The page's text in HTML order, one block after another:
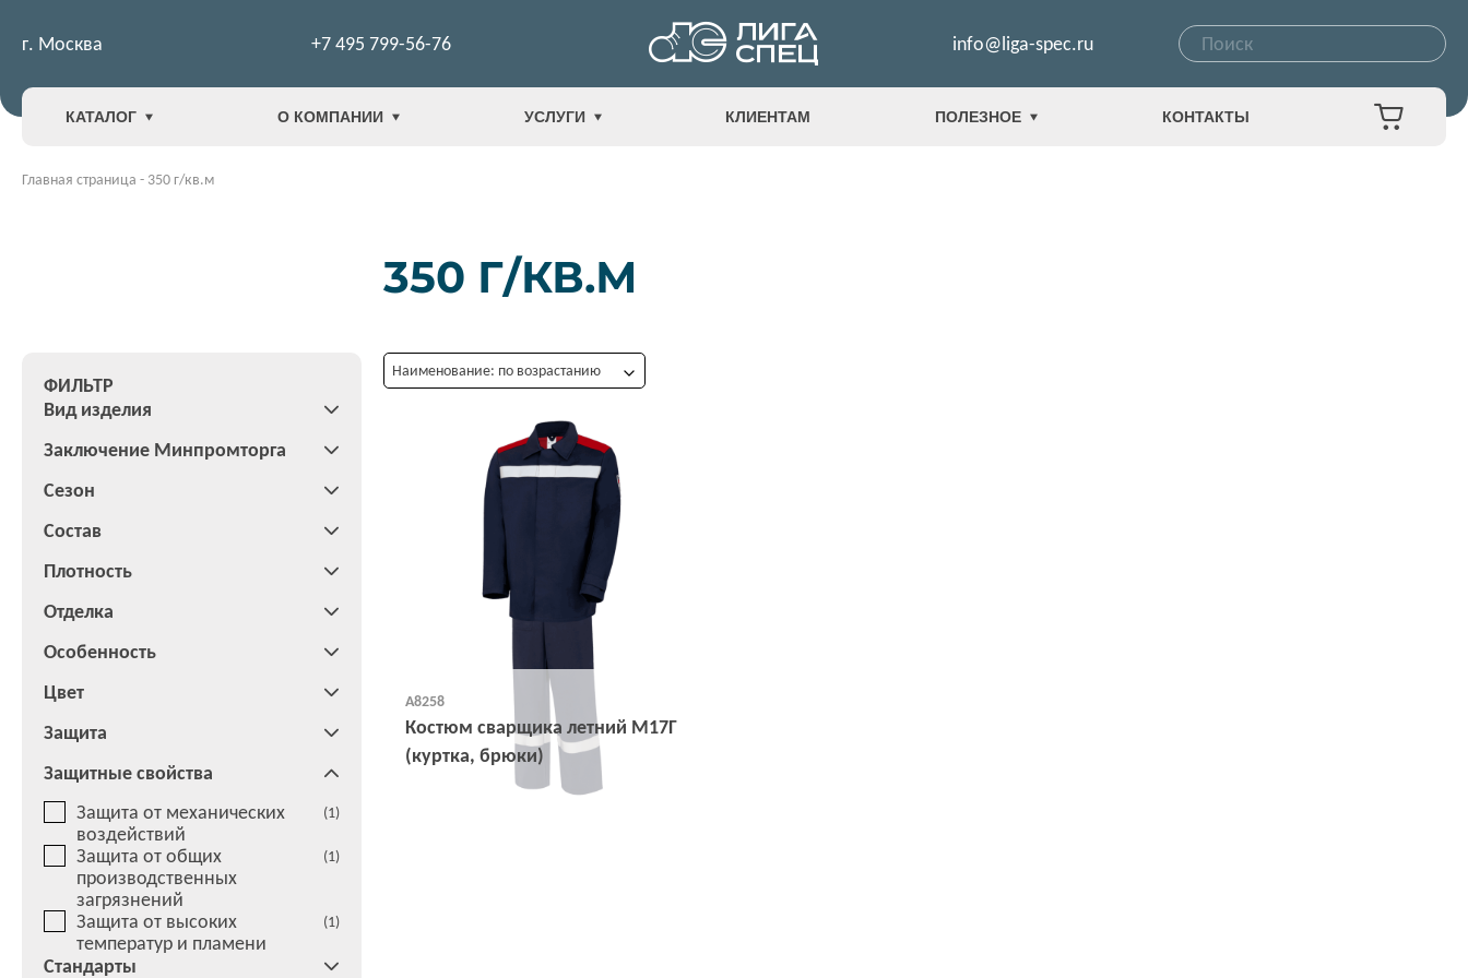
г. Москва +7 495 799-56-76 info@liga-spec.ru
КАТАЛОГ О КОМПАНИИ УСЛУГИ КЛИЕНТАМ ПОЛЕЗНОЕ КОНТАКТЫ
Главная страница - 350 г/кв.м
350 Г/КВ.М
ФИЛЬТР
Вид изделия
Заключение Минпромторга
Сезон
Состав
Плотность
Отделка
Особенность
Цвет
Защита
Защитные свойства
Защита от механических
воздействий
(1)
Защита от общих
производственных
загрязнений
(1)
Защита от высоких
температур и пламени
(1)
Стандарты
Наименование: по возрастанию
А8258
Костюм сварщика летний М17Г
(куртка, брюки)
Открыть